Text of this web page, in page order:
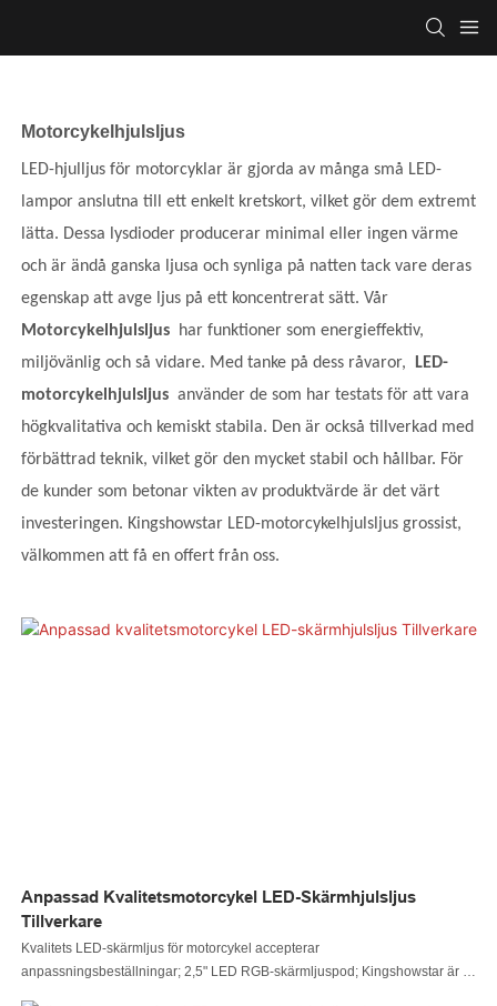
Motorcykelhjulsljus
LED-hjulljus för motorcyklar är gjorda av många små LED-
lampor anslutna till ett enkelt kretskort, vilket gör dem extremt
lätta. Dessa lysdioder producerar minimal eller ingen värme
och är ändå ganska ljusa och synliga på natten tack vare deras
egenskap att avge ljus på ett koncentrerat sätt. Vår
Motorcykelhjulsljus
har funktioner som energieffektiv,
miljövänlig och så vidare. Med tanke på dess råvaror,
LED-
motorcykelhjulsljus använder de som har testats för att vara
högkvalitativa och kemiskt stabila. Den är också tillverkad med
förbättrad teknik, vilket gör den mycket stabil och hållbar. För
de kunder som betonar vikten av produktvärde är det värt
investeringen. Kingshowstar LED-motorcykelhjulsljus grossist,
välkommen att få en offert från oss.
Anpassad Kvalitetsmotorcykel LED-Skärmhjulsljus
Tillverkare
Kvalitets LED-skärmljus för motorcykel accepterar
anpassningsbeställningar; 2,5" LED RGB-skärmljuspod; Kingshowstar är en